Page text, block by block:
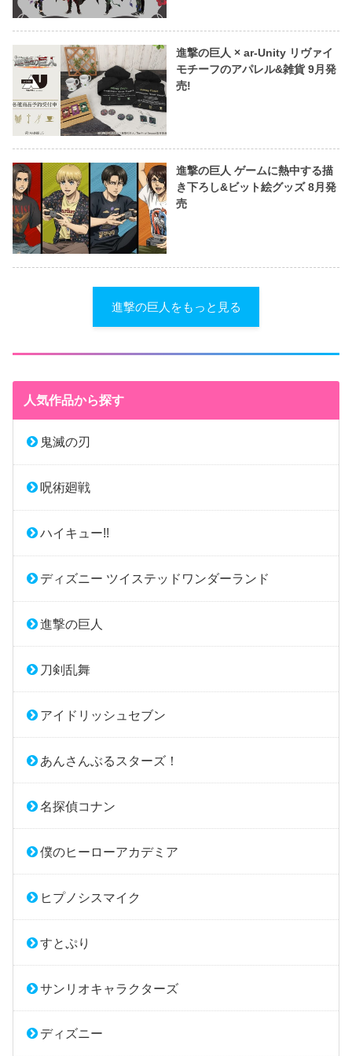
進撃の巨人 × ar-Unity リヴァイ
モチーフのアパレル&雑貨 9月発
売!
進撃の巨人 ゲームに熱中する描
き下ろし&ビット絵グッズ 8月発
売
進撃の巨人をもっと見る
人気作品から探す
鬼滅の刃
呪術廻戦
ハイキュー!!
ディズニー ツイステッドワンダーランド
進撃の巨人
刀剣乱舞
アイドリッシュセブン
あんさんぶるスターズ！
名探偵コナン
僕のヒーローアカデミア
ヒプノシスマイク
すとぷり
サンリオキャラクターズ
ディズニー